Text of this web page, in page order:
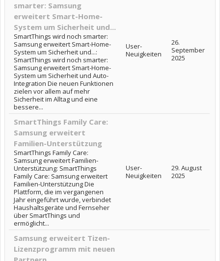
smarter: Samsung
erweitert Smart-Home-
System um Sicherheit und...
SmartThings wird noch smarter:
Samsung erweitert Smart-Home-
System um Sicherheit und...:
SmartThings wird noch smarter:
Samsung erweitert Smart-Home-
System um Sicherheit und Auto-
Integration Die neuen Funktionen
zielen vor allem auf mehr
Sicherheit im Alltag und eine
bessere...
User-
Neuigkeiten
26.
September
2025
SmartThings Family Care:
Samsung erweitert
Familien-Unterstützung
SmartThings Family Care:
Samsung erweitert Familien-
Unterstützung: SmartThings
Family Care: Samsung erweitert
Familien-Unterstützung Die
Plattform, die im vergangenen
Jahr eingeführt wurde, verbindet
Haushaltsgeräte und Fernseher
über SmartThings und
ermöglicht...
User-
Neuigkeiten
29. August
2025
Samsung erweitert Tizen-
Lizenzprogramm mit neuen